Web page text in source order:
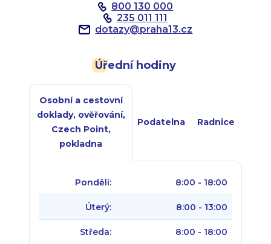
800 130 000
235 011 111
dotazy@praha13.cz
Úřední hodiny
Osobní a cestovní
doklady, ověřování,
Czech Point,
pokladna
Podatelna Radnice
Pondělí: 8:00 - 18:00
Úterý: 8:00 - 13:00
Středa: 8:00 - 18:00